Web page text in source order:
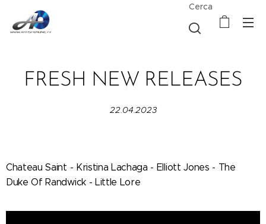
Cerca
FRESH NEW RELEASES
22.04.2023
Chateau Saint - Kristina Lachaga - Elliott Jones - The
Duke Of Randwick - Little Lore